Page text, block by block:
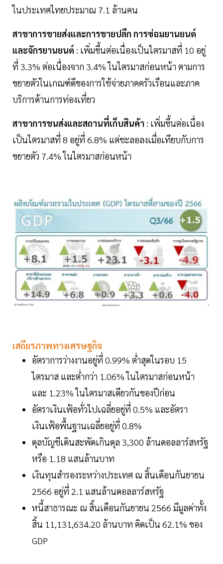
ในประเทศไทยประมาณ 7.1 ล้านคน
สาขาการขายส่งและการขายปลีก การซ่อมยานยนต์
และจักรยานยนต์ : เพิ่มขึ้นต่อเนื่องเป็นไตรมาสที่ 10 อยู่
ที่ 3.3% ต่อเนื่องจาก 3.4% ในไตรมาสก่อนหน้า ตามการ
ขยายตัวในเกณฑ์ดีของการใช้จ่ายภาคครัวเรือนและภาค
บริการด้านการท่องเที่ยว
สาขาการขนส่งและสถานที่เก็บสินค้า : เพิ่มขึ้นต่อเนื่อง
เป็นไตรมาสที่ 8 อยู่ที่ 6.8% แต่ชะลอลงเมื่อเทียบกับการ
ขยายตัว 7.4% ในไตรมาสก่อนหน้า
เสถียรภาพทางเศรษฐกิจ
อัตราการว่างงานอยู่ที่ 0.99% ต่ำสุดในรอบ 15
ไตรมาส และต่ำกว่า 1.06% ในไตรมาสก่อนหน้า
และ 1.23% ในไตรมาสเดียวกันของปีก่อน
อัตราเงินเฟ้อทั่วไปเฉลี่ยอยู่ที่ 0.5% และอัตรา
เงินเฟ้อพื้นฐานเฉลี่ยอยู่ที่ 0.8%
ดุลบัญชีเดินสะพัดเกินดุล 3,300 ล้านดอลลาร์สหรัฐ
หรือ 1.18 แสนล้านบาท
เงินทุนสำรองระหว่างประเทศ ณ สิ้นเดือนกันยายน
2566 อยู่ที่ 2.1 แสนล้านดอลลาร์สหรัฐ
หนี้สาธารณะ ณ สิ้นเดือนกันยายน 2566 มีมูลค่าทั้ง
สิ้น 11,131,634.20 ล้านบาท คิดเป็น 62.1% ของ
GDP